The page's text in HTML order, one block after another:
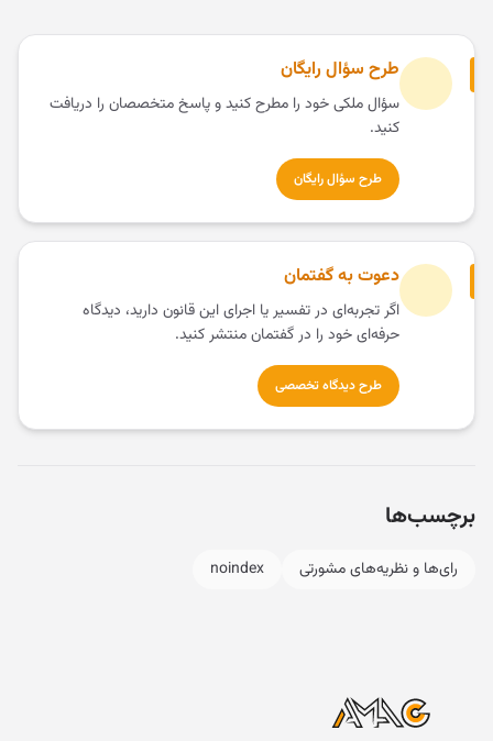
طرح سؤال رایگان
سؤال ملکی خود را مطرح کنید و پاسخ متخصصان را دریافت
کنید.
طرح سؤال رایگان
دعوت به گفتمان
اگر تجربه‌ای در تفسیر یا اجرای این قانون دارید، دیدگاه
حرفه‌ای خود را در گفتمان منتشر کنید.
طرح دیدگاه تخصصی
برچسب‌ها
رای‌ها و نظریه‌های مشورتی noindex